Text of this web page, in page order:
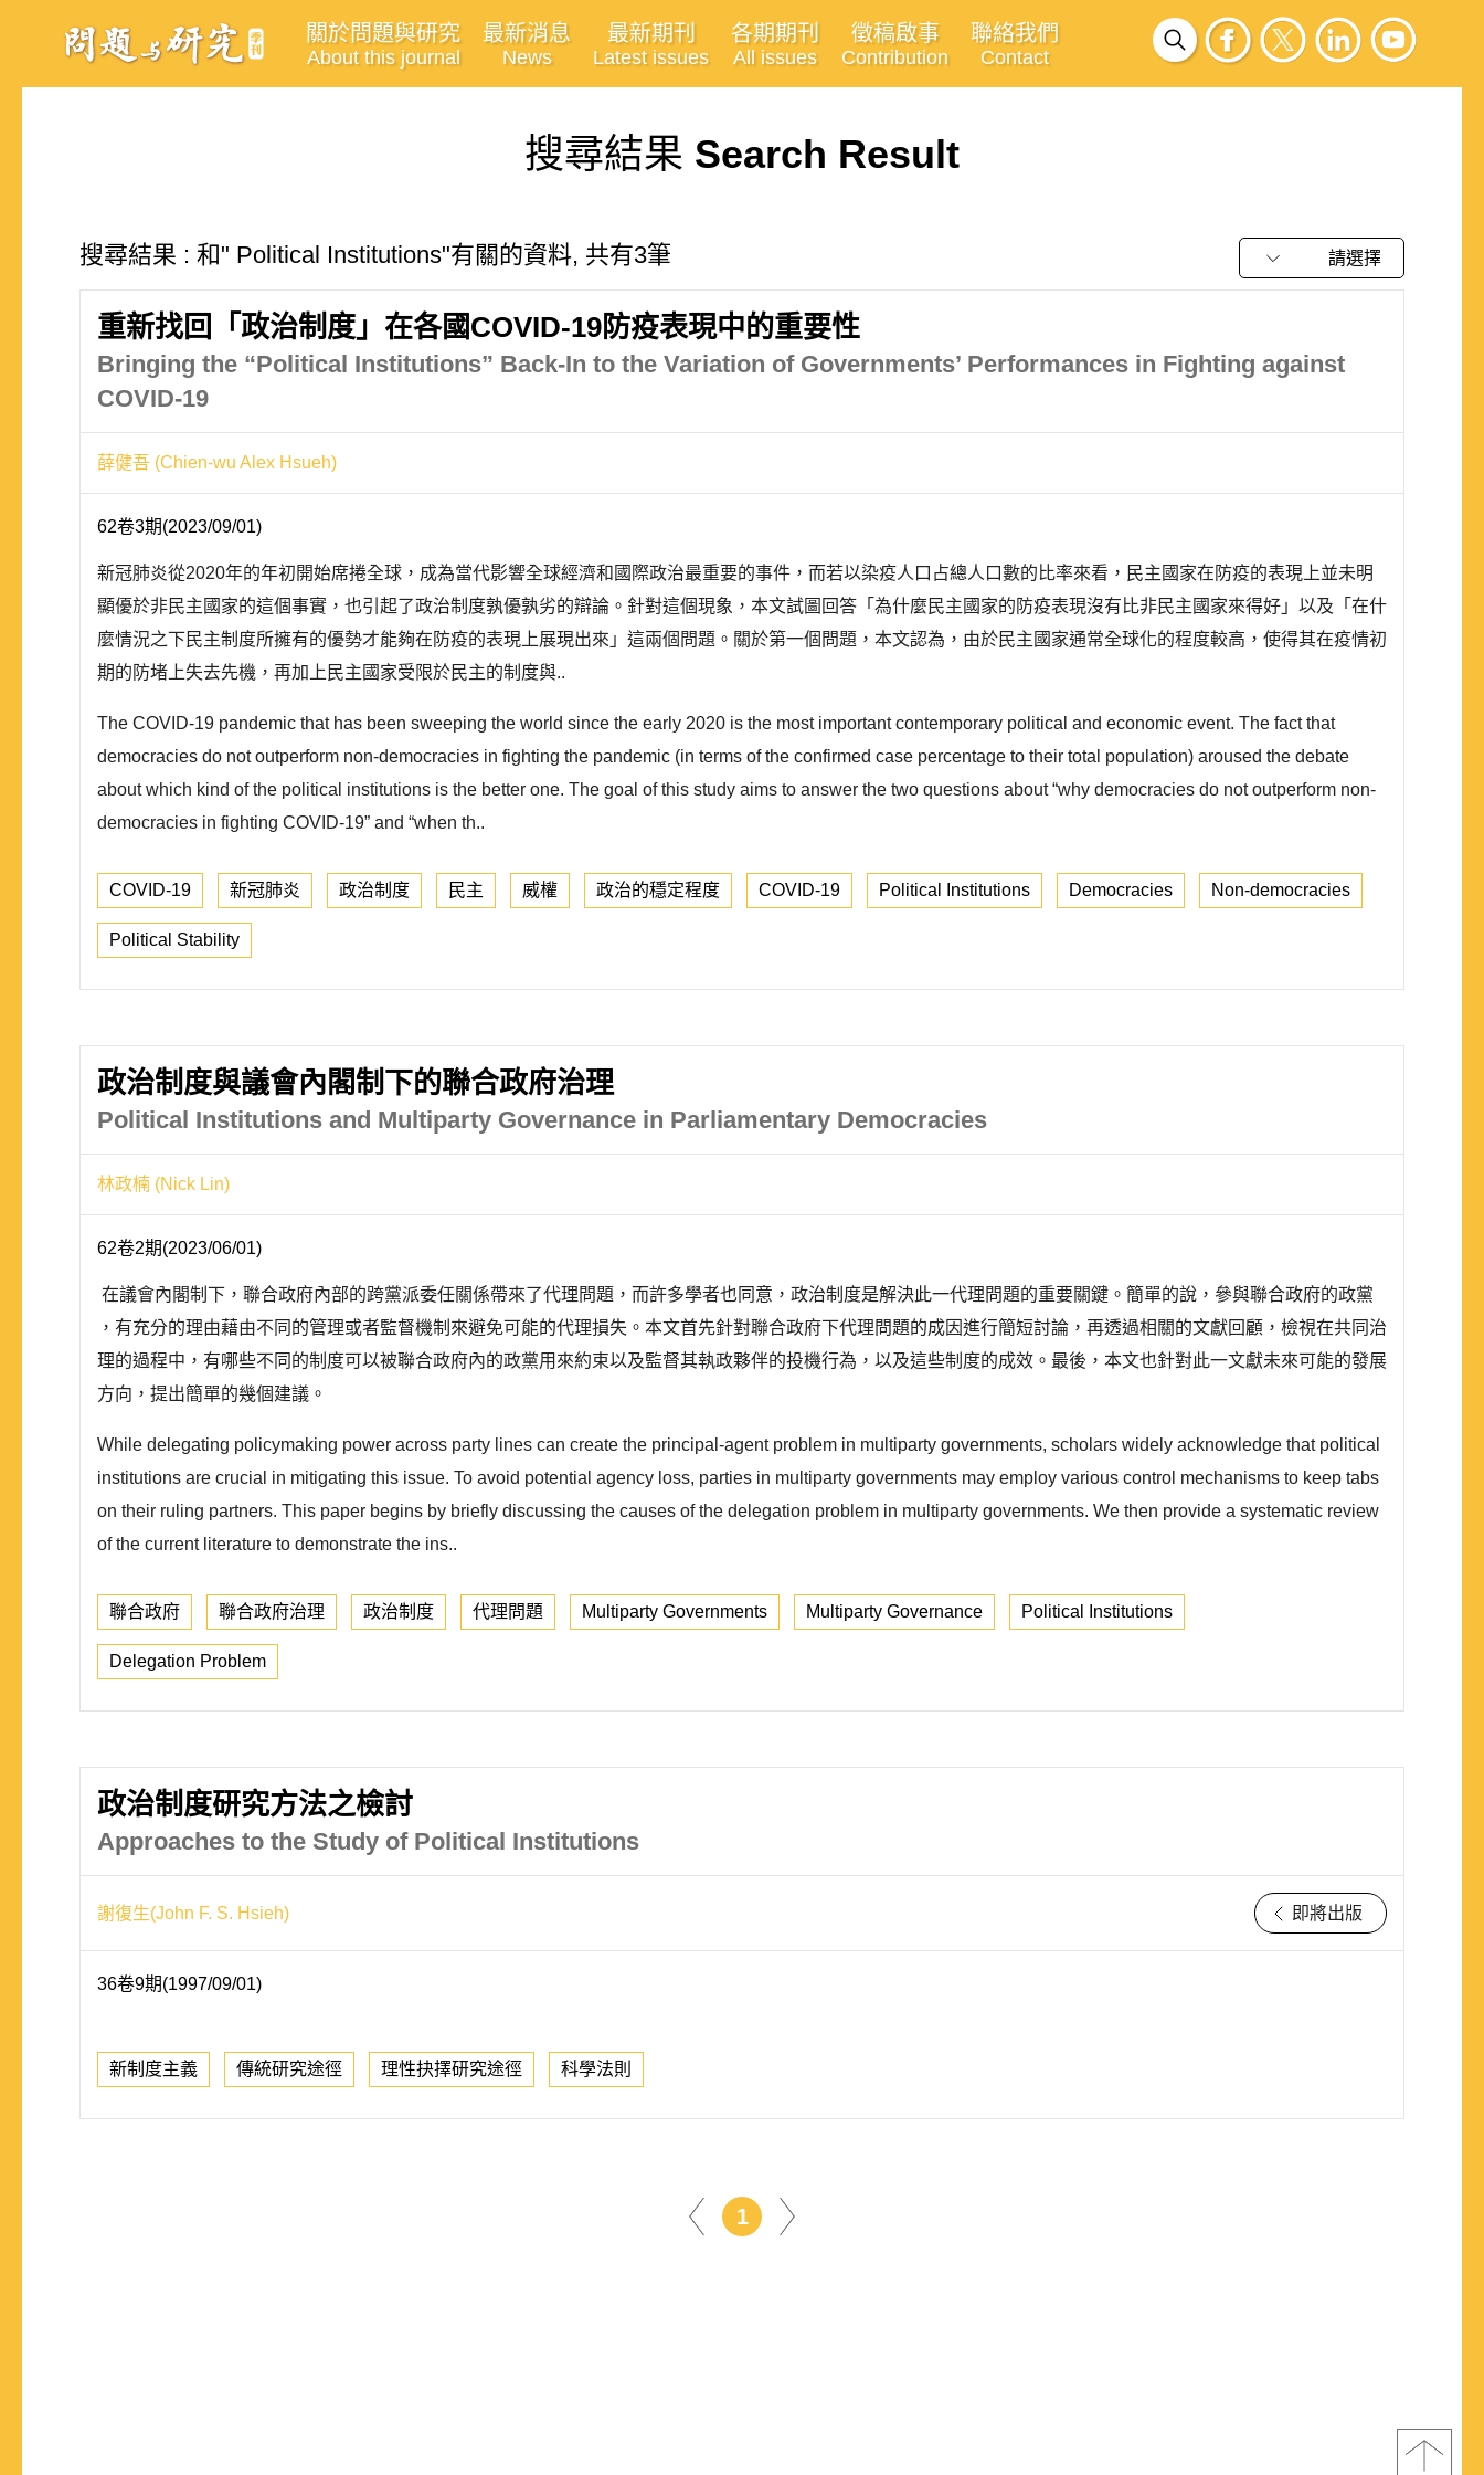
關於問題與研究
About this journal
最新消息
News
最新期刊
Latest issues
各期期刊
All issues
徵稿啟事
Contribution
聯絡我們
Contact
搜尋結果 Search Result
搜尋結果 : 和" Political Institutions"有關的資料, 共有3筆 請選擇
重新找回「政治制度」在各國COVID-19防疫表現中的重要性
Bringing the “Political Institutions” Back-In to the Variation of Governments’ Performances in Fighting against
COVID-19
薛健吾 (Chien-wu Alex Hsueh)
62卷3期(2023/09/01)
新冠肺炎從2020年的年初開始席捲全球，成為當代影響全球經濟和國際政治最重要的事件，而若以染疫人口占總人口數的比率來看，民主國家在防疫的表現上並未明
顯優於非民主國家的這個事實，也引起了政治制度孰優孰劣的辯論。針對這個現象，本文試圖回答「為什麼民主國家的防疫表現沒有比非民主國家來得好」以及「在什
麼情況之下民主制度所擁有的優勢才能夠在防疫的表現上展現出來」這兩個問題。關於第一個問題，本文認為，由於民主國家通常全球化的程度較高，使得其在疫情初
期的防堵上失去先機，再加上民主國家受限於民主的制度與..
The COVID-19 pandemic that has been sweeping the world since the early 2020 is the most important contemporary political and economic event. The fact that
democracies do not outperform non-democracies in fighting the pandemic (in terms of the confirmed case percentage to their total population) aroused the debate
about which kind of the political institutions is the better one. The goal of this study aims to answer the two questions about “why democracies do not outperform non-
democracies in fighting COVID-19” and “when th..
COVID-19 新冠肺炎 政治制度 民主 威權 政治的穩定程度 COVID-19 Political Institutions Democracies Non-democracies
Political Stability
政治制度與議會內閣制下的聯合政府治理
Political Institutions and Multiparty Governance in Parliamentary Democracies
林政楠 (Nick Lin)
62卷2期(2023/06/01)
在議會內閣制下，聯合政府內部的跨黨派委任關係帶來了代理問題，而許多學者也同意，政治制度是解決此一代理問題的重要關鍵。簡單的說，參與聯合政府的政黨
，有充分的理由藉由不同的管理或者監督機制來避免可能的代理損失。本文首先針對聯合政府下代理問題的成因進行簡短討論，再透過相關的文獻回顧，檢視在共同治
理的過程中，有哪些不同的制度可以被聯合政府內的政黨用來約束以及監督其執政夥伴的投機行為，以及這些制度的成效。最後，本文也針對此一文獻未來可能的發展
方向，提出簡單的幾個建議。
While delegating policymaking power across party lines can create the principal-agent problem in multiparty governments, scholars widely acknowledge that political
institutions are crucial in mitigating this issue. To avoid potential agency loss, parties in multiparty governments may employ various control mechanisms to keep tabs
on their ruling partners. This paper begins by briefly discussing the causes of the delegation problem in multiparty governments. We then provide a systematic review
of the current literature to demonstrate the ins..
聯合政府 聯合政府治理 政治制度 代理問題 Multiparty Governments Multiparty Governance Political Institutions
Delegation Problem
政治制度研究方法之檢討
Approaches to the Study of Political Institutions
謝復生(John F. S. Hsieh) 即將出版
36卷9期(1997/09/01)
新制度主義 傳統研究途徑 理性抉擇研究途徑 科學法則
1